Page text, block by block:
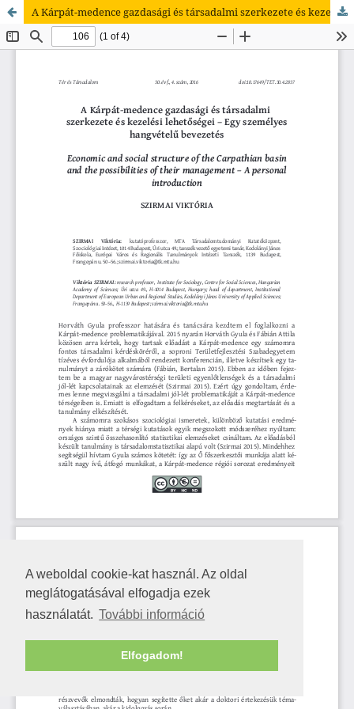
A weboldal cookie-kat használ. Az oldal
meglátogatásával elfogadja ezek
használatát. További információ
Elfogadom!
A Kárpát-medence gazdasági és társadalmi szerkezete és kezelési lehetőségei – Egy személyes hangvételű bevezetés